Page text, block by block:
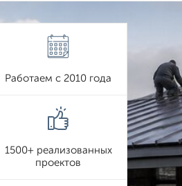
Работаем с 2010 года
1500+ реализованных
проектов